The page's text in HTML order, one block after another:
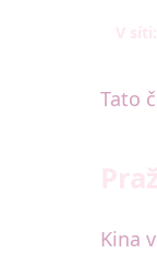
Tato
Kina